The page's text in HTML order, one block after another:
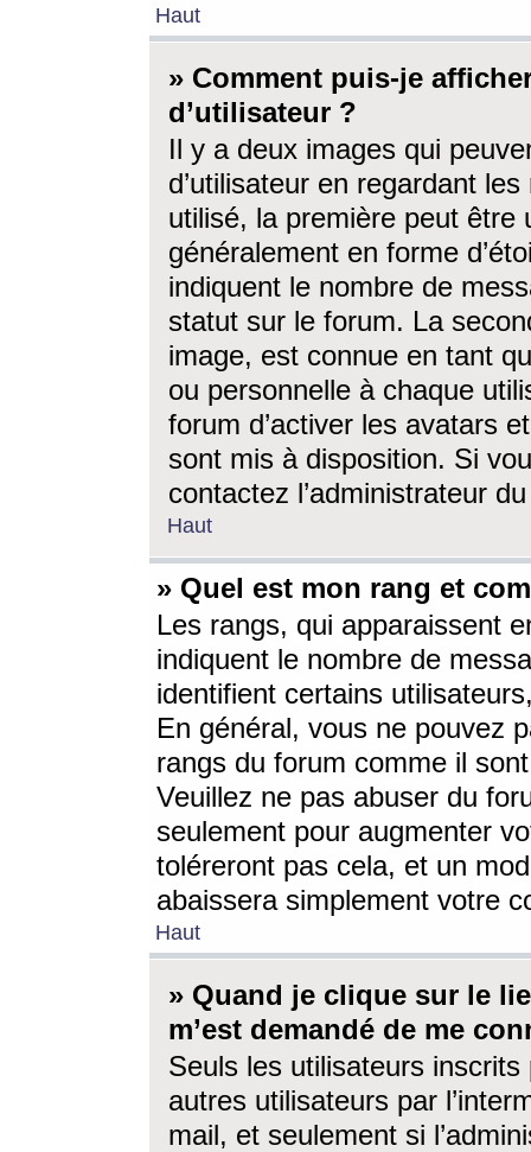
Haut
» Comment puis-je
d’utilisateur ?
Il y a deux images qui
d’utilisateur en regardant
utilisé, la première peut être
généralement en forme
indiquent le nombre de
statut sur le forum. La
image, est connue en tant
ou personnelle à chaque
forum d’activer les avatars
sont mis à disposition. Si
contactez l’administrateur
Haut
» Quel est mon rang et
Les rangs, qui apparaissent
indiquent le nombre de
identifient certains
En général, vous ne pouvez
rangs du forum comme il
Veuillez ne pas abuser du
seulement pour augmenter
toléreront pas cela, et un
abaissera simplement votre
Haut
» Quand je clique sur le
m’est demandé de me
Seuls les utilisateurs
autres utilisateurs par
mail, et seulement si